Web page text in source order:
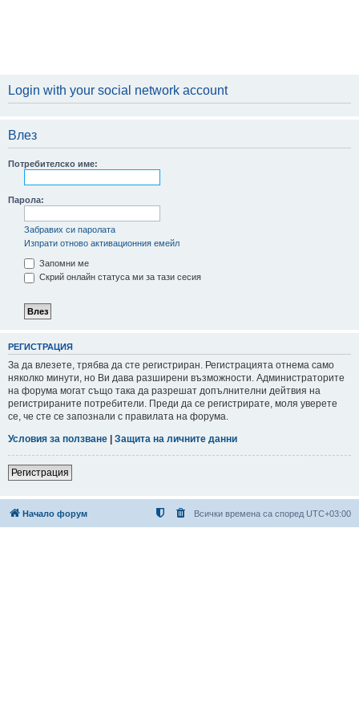
Login with your social network account
Влез
Потребителско име:
Парола:
Забравих си паролата
Изпрати отново активационния емейл
Запомни ме
Скрий онлайн статуса ми за тази сесия
РЕГИСТРАЦИЯ
За да влезете, трябва да сте регистриран. Регистрацията отнема само
няколко минути, но Ви дава разширени възможности. Администраторите
на форума могат също така да разрешат допълнителни дейтвия на
регистрираните потребители. Преди да се регистрирате, моля уверете
се, че сте се запознали с правилата на форума.
Условия за ползване
Защита на личните данни
Регистрация
Начало форум Всички времена са според UTC+03:00